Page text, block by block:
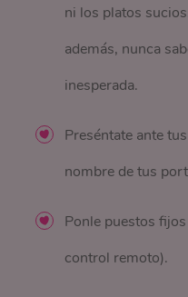
ni los platos
además, nunca
inesperada.
Preséntate ante
nombre de tus
Ponle puestos
control remoto).